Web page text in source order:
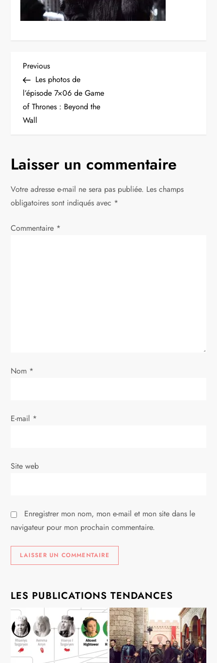
N
a
v
g
a
t
i
’
r
i
l
e
Previous
Post
Previous
Les photos de
l’épisode 7×06 de Game
of Thrones : Beyond the
Wall
Laisser un commentaire
Votre adresse e-mail ne sera pas publiée. Les champs
obligatoires sont indiqués avec *
Commentaire *
Nom *
E-mail *
Site web
Enregistrer mon nom, mon e-mail et mon site dans le
navigateur pour mon prochain commentaire.
LES PUBLICATIONS TENDANCES